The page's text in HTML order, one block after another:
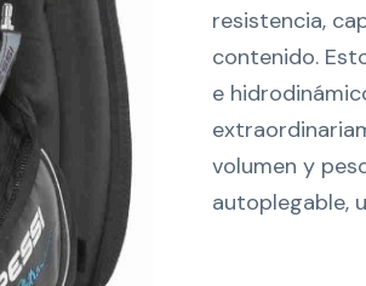
resistencia,
contenido.
e
volumen y
autoplegable,